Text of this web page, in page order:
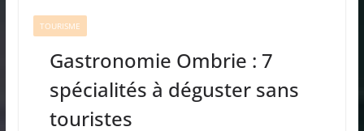
TOURISME
Gastronomie Ombrie : 7
spécialités à déguster sans
touristes